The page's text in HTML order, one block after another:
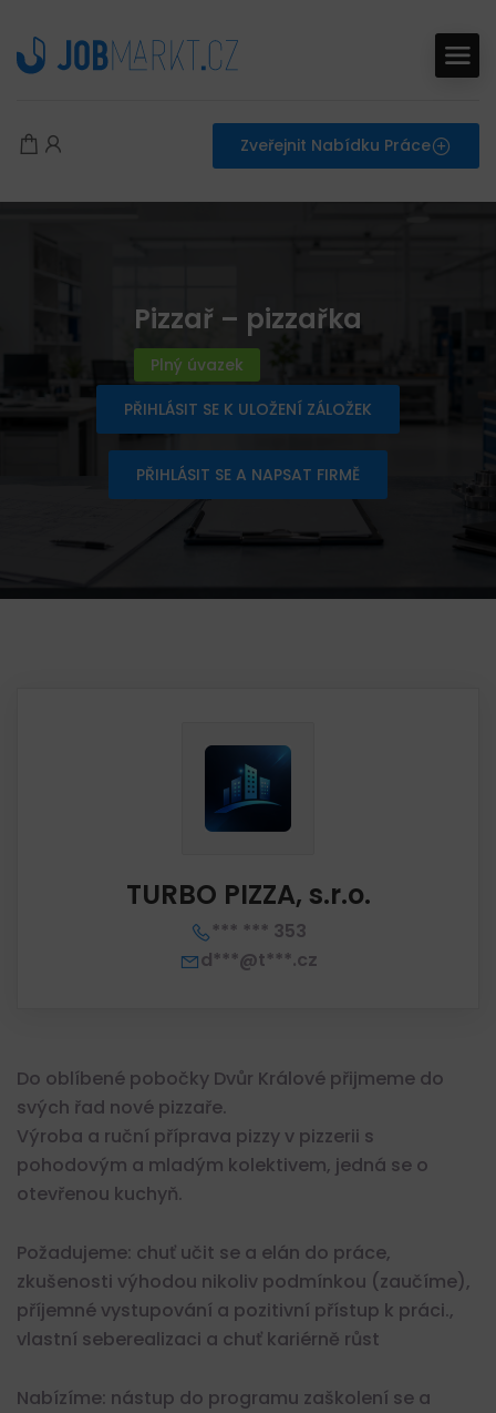
Zveřejnit Nabídku Práce
Pizzař – pizzařka
Plný úvazek
PŘIHLÁSIT SE K ULOŽENÍ ZÁLOŽEK
PŘIHLÁSIT SE A NAPSAT FIRMĚ
TURBO PIZZA, s.r.o.
*** *** 353
d***@t***.cz
Do oblíbené pobočky Dvůr Králové přijmeme do
svých řad nové pizzaře.
Výroba a ruční příprava pizzy v pizzerii s
pohodovým a mladým kolektivem, jedná se o
otevřenou kuchyň.
Požadujeme: chuť učit se a elán do práce,
zkušenosti výhodou nikoliv podmínkou (zaučíme),
příjemné vystupování a pozitivní přístup k práci.,
vlastní seberealizaci a chuť kariérně růst
Nabízíme: nástup do programu zaškolení se a